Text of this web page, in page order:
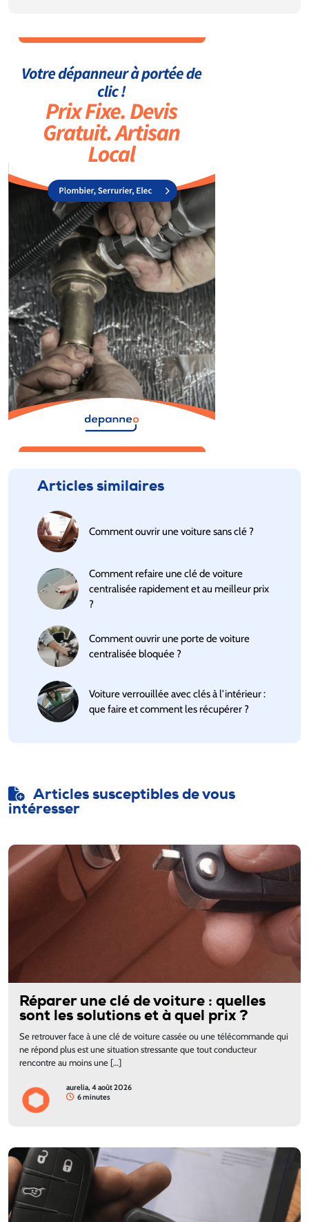
Articles similaires
Comment ouvrir une voiture sans clé ?
Comment refaire une clé de voiture
centralisée rapidement et au meilleur prix
?
Comment ouvrir une porte de voiture
centralisée bloquée ?
Voiture verrouillée avec clés à l’intérieur :
que faire et comment les récupérer ?
Articles susceptibles de vous
intéresser
Réparer une clé de voiture : quelles
sont les solutions et à quel prix ?
Se retrouver face à une clé de voiture cassée ou une télécommande qui
ne répond plus est une situation stressante que tout conducteur
rencontre au moins une […]
aurelia, 4 août 2026
6 minutes